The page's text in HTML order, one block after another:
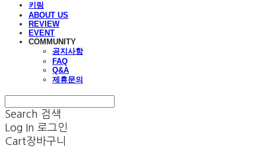
키링
ABOUT US
REVIEW
EVENT
COMMUNITY
공지사항
FAQ
Q&A
제휴문의
Search 검색
Log In 로그인
Cart장바구니